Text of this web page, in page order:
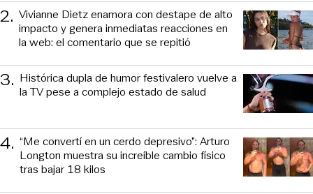
2. Vivianne Dietz enamora con destape de alto
impacto y genera inmediatas reacciones en
la web: el comentario que se repitió
3. Histórica dupla de humor festivalero vuelve a
la TV pese a complejo estado de salud
4. “Me convertí en un cerdo depresivo”: Arturo
Longton muestra su increíble cambio físico
tras bajar 18 kilos